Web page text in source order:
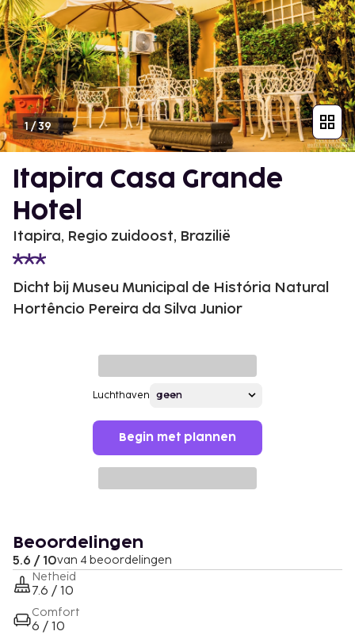
1/39
Itapira Casa Grande
Hotel
Itapira, Regio zuidoost, Brazilië
Dicht bij Museu Municipal de História Natural
Hortêncio Pereira da Silva Junior
Luchthaven
Begin met plannen
Beoordelingen
5.6 / 10van 4 beoordelingen
Netheid
7.6 / 10
Comfort
6 / 10